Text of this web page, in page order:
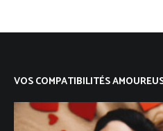
VOS COMPATIBILITÉS